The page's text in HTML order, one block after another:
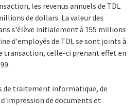
les revenus annuels de TDL
de dollars. La valeur des
s'élève initialement à 155 millions
d'employés de TDL se sont joints à
transaction, celle-ci prenant effet en
de traitement informatique, de
de documents et